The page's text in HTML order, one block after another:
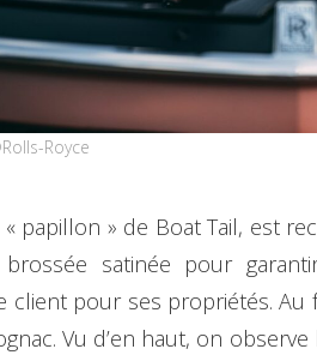
Royce
papillon » de Boat Tail, est
satinée pour
pour ses propriétés. Au
Vu d’en haut, on observe